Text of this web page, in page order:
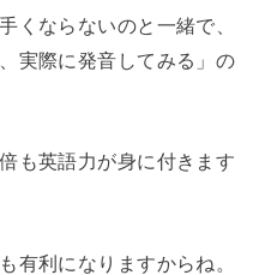
くならないのと一緒で、
実際に発音してみる」の
も英語力が身に付きます
有利になりますからね。